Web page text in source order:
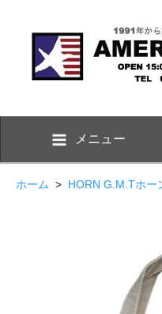
メニュー
ホーム > HORN G.M.Tホー